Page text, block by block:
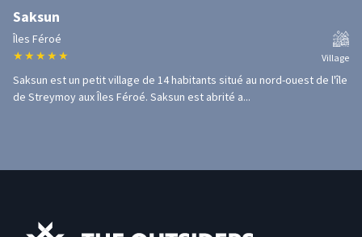
Saksun
Îles Féroé
★ ★ ★ ★ ★ Village
Saksun est un petit village de 14 habitants situé au nord-ouest de l'île
de Streymoy aux Îles Féroé. Saksun est abrité a...